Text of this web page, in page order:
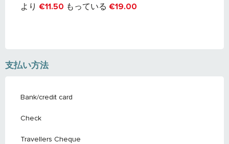
より €11.50 もっている €19.00
支払い方法
Bank/credit card
Check
Travellers Cheque